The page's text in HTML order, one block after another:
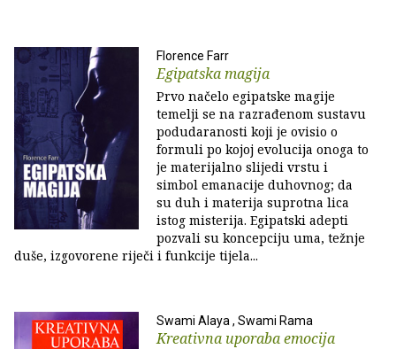
Florence Farr
Egipatska magija
Prvo načelo egipatske magije
temelji se na razrađenom sustavu
podudaranosti koji je ovisio o
formuli po kojoj evolucija onoga to
je materijalno slijedi vrstu i
simbol emanacije duhovnog; da
su duh i materija suprotna lica
istog misterija. Egipatski adepti
pozvali su koncepciju uma, težnje
duše, izgovorene riječi i funkcije tijela...
Swami Alaya , Swami Rama
Kreativna uporaba emocija